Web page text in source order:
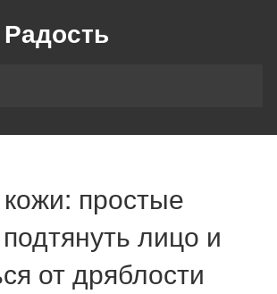
простые
лицо и
от дряблости